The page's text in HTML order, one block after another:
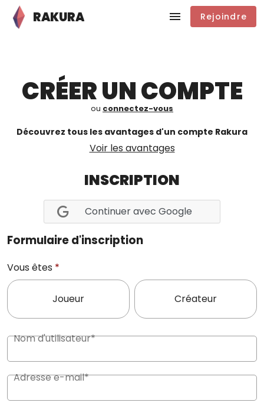
RAKURA Rejoindre
CRÉER UN COMPTE
ou connectez-vous
Découvrez tous les avantages d'un compte Rakura
Voir les avantages
INSCRIPTION
Continuer avec Google
Formulaire d'inscription
Vous êtes *
Joueur Créateur
Nom d'utilisateur*
Adresse e-mail*